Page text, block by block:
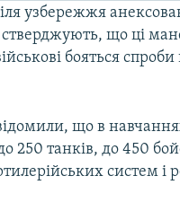
узбережжя
що ці
бояться
що в
250 танків, до 450
систем і